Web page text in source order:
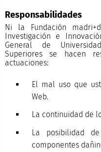
Responsabilidades
Ni la Fundación
Investigación e
General de
Superiores se hacen
actuaciones:
El mal uso que
Web.
La continuidad de
La posibilidad
componentes